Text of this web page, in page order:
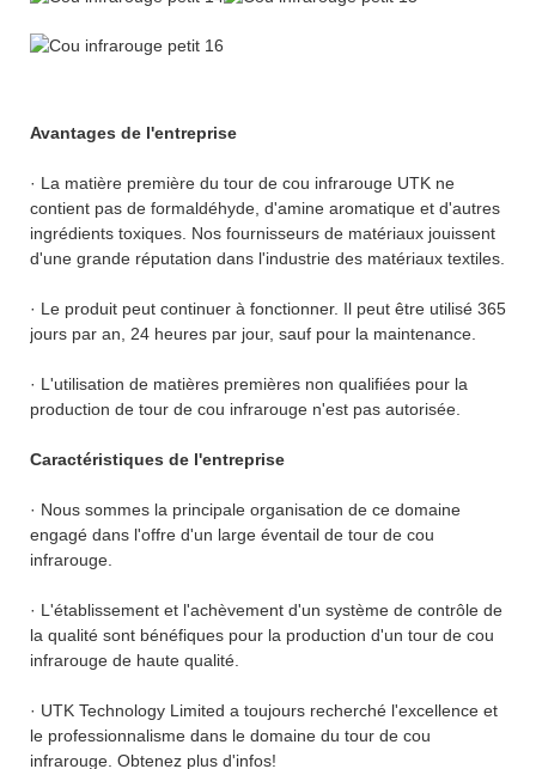
Avantages de l'entreprise
· La matière première du tour de cou infrarouge UTK ne
contient pas de formaldéhyde, d'amine aromatique et d'autres
ingrédients toxiques. Nos fournisseurs de matériaux jouissent
d'une grande réputation dans l'industrie des matériaux textiles.
· Le produit peut continuer à fonctionner. Il peut être utilisé 365
jours par an, 24 heures par jour, sauf pour la maintenance.
· L'utilisation de matières premières non qualifiées pour la
production de tour de cou infrarouge n'est pas autorisée.
Caractéristiques de l'entreprise
· Nous sommes la principale organisation de ce domaine
engagé dans l'offre d'un large éventail de tour de cou
infrarouge.
· L'établissement et l'achèvement d'un système de contrôle de
la qualité sont bénéfiques pour la production d'un tour de cou
infrarouge de haute qualité.
· UTK Technology Limited a toujours recherché l'excellence et
le professionnalisme dans le domaine du tour de cou
infrarouge. Obtenez plus d'infos!